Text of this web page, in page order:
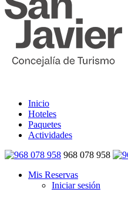
Inicio
Hoteles
Paquetes
Actividades
968 078 958
Mis Reservas
Iniciar sesión